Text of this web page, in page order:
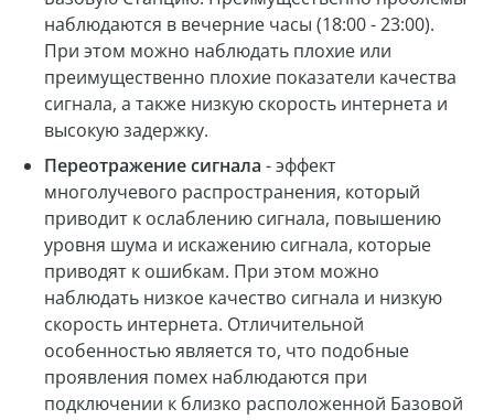
наблюдаются в вечерние часы (18:00 - 23:00).
При этом можно наблюдать плохие или
преимущественно плохие показатели качества
сигнала, а также низкую скорость интернета и
высокую задержку.
Переотражение сигнала - эффект
многолучевого распространения, который
приводит к ослаблению сигнала, повышению
уровня шума и искажению сигнала, которые
приводят к ошибкам. При этом можно
наблюдать низкое качество сигнала и низкую
скорость интернета. Отличительной
особенностью является то, что подобные
проявления помех наблюдаются при
подключении к близко расположенной Базовой